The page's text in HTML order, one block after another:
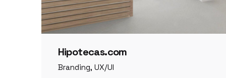
Hipotecas.com
Branding UX/UI